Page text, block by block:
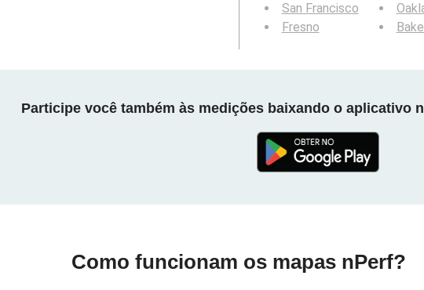
San Francisco
Fresno
Participe você também às medições baixando o aplicativo
Como funcionam os mapas nPerf?